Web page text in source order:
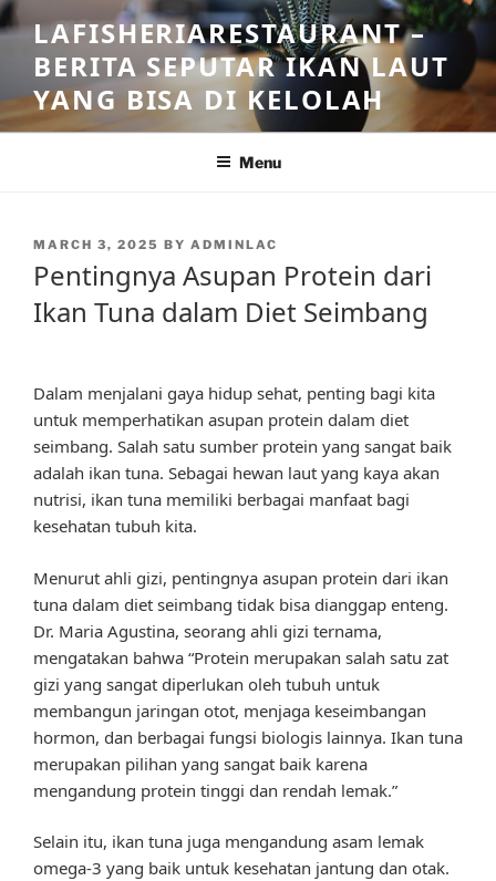
Skip
to
content
LAFISHERIARESTAURANT –
BERITA SEPUTAR IKAN LAUT
YANG BISA DI KELOLAH
Menu
POSTED
MARCH 3, 2025 BY ADMINLAC
Pentingnya Asupan Protein dari
Ikan Tuna dalam Diet Seimbang
Dalam menjalani gaya hidup sehat, penting bagi kita
untuk memperhatikan asupan protein dalam diet
seimbang. Salah satu sumber protein yang sangat baik
adalah ikan tuna. Sebagai hewan laut yang kaya akan
nutrisi, ikan tuna memiliki berbagai manfaat bagi
kesehatan tubuh kita.
Menurut ahli gizi, pentingnya asupan protein dari ikan
tuna dalam diet seimbang tidak bisa dianggap enteng.
Dr. Maria Agustina, seorang ahli gizi ternama,
mengatakan bahwa “Protein merupakan salah satu zat
gizi yang sangat diperlukan oleh tubuh untuk
membangun jaringan otot, menjaga keseimbangan
hormon, dan berbagai fungsi biologis lainnya. Ikan tuna
merupakan pilihan yang sangat baik karena
mengandung protein tinggi dan rendah lemak.”
Selain itu, ikan tuna juga mengandung asam lemak
omega-3 yang baik untuk kesehatan jantung dan otak.